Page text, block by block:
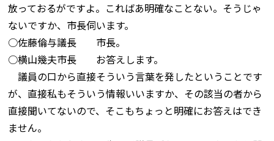
放っておるがですよ。こればあ明確なことない。そうじゃ
ないですか、市長伺います。
○佐藤倫与議長 市長。
○横山幾夫市長 お答えします。
議員の口から直接そういう言葉を発したということです
が、直接私もそういう情報いいますか、その該当の者から
直接聞いてないので、そこもちょっと明確にお答えはでき
ません。